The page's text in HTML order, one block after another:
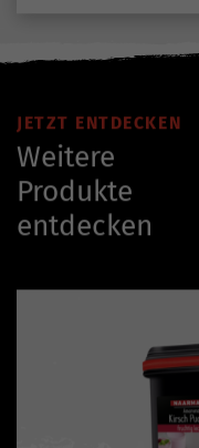
JETZT ENTDECKEN
Weitere
Produkte
entdecken